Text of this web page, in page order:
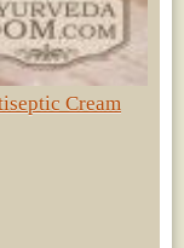
Cream